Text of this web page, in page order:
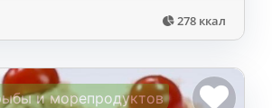
278 ккал
и морепродуктов